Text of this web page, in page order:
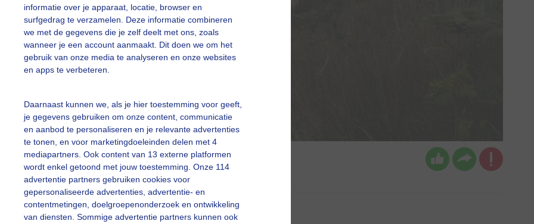
informatie over je apparaat, locatie, browser en
surfgedrag te verzamelen. Deze informatie combineren
we met de gegevens die je zelf deelt met ons, zoals
wanneer je een account aanmaakt. Dit doen we om het
gebruik van onze media te analyseren en onze websites
en apps te verbeteren.
Daarnaast kunnen we, als je hier toestemming voor geeft,
je gegevens gebruiken om onze content, communicatie
en aanbod te personaliseren en je relevante advertenties
te tonen, en voor marketingdoeleinden delen met 4
mediapartners. Ook content van 13 externe platformen
wordt enkel getoond met jouw toestemming. Onze 114
advertentie partners gebruiken cookies voor
gepersonaliseerde advertenties, advertentie- en
contentmetingen, doelgroepenonderzoek en ontwikkeling
van diensten. Sommige advertentie partners kunnen ook
Barbara Potze Gemaakt: 26-07-2025, 55x bekeken
slideshow